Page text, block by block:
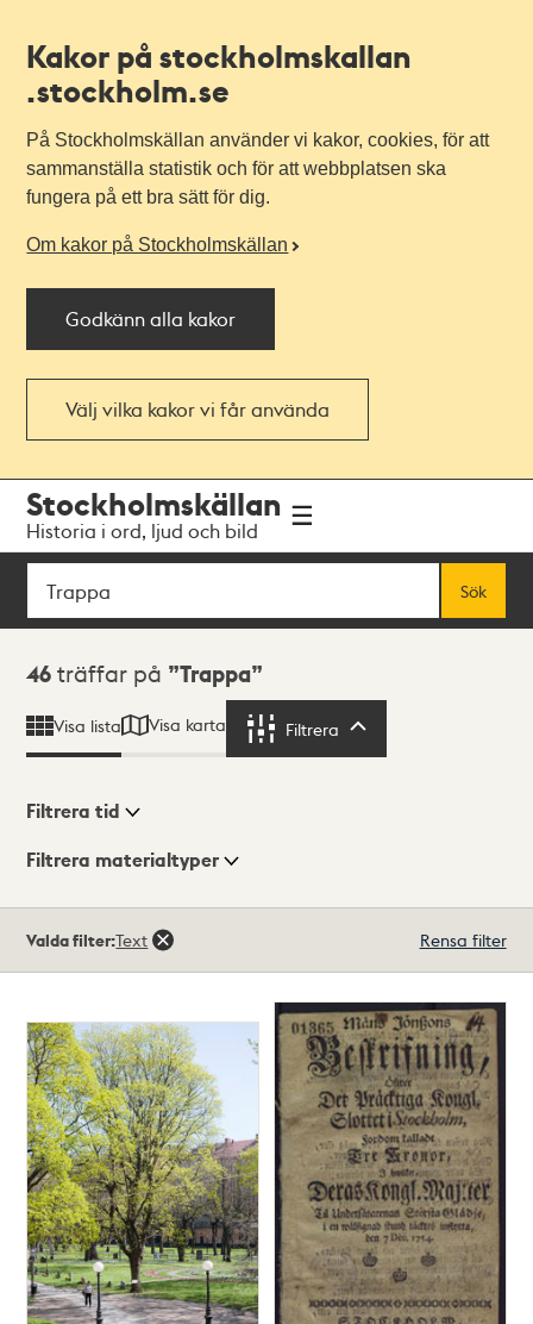
Kakor på stockholmskallan
.stockholm.se
På Stockholmskällan använder vi kakor, cookies, för att
sammanställa statistik och för att webbplatsen ska
fungera på ett bra sätt för dig.
Om kakor på Stockholmskällan
Godkänn alla kakor
Välj vilka kakor vi får använda
navigationen
huvudinnehållet
Stockholmskällan
Historia i ord, ljud och bild
Sök
Sök
Sökresultat
46 träffar på Trappa
Visa lista Visa karta Filtrera
Visningsläge
Filtrera tid
Filtrera materialtyper
träffar
Valda filter:Text Rensa filter